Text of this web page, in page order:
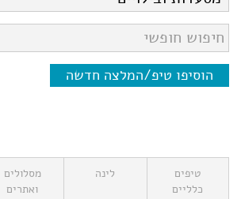
הוסיפו טיפ/המלצה חדשה
טיפים
כלליים
לינה
מסלולים
ואתרים